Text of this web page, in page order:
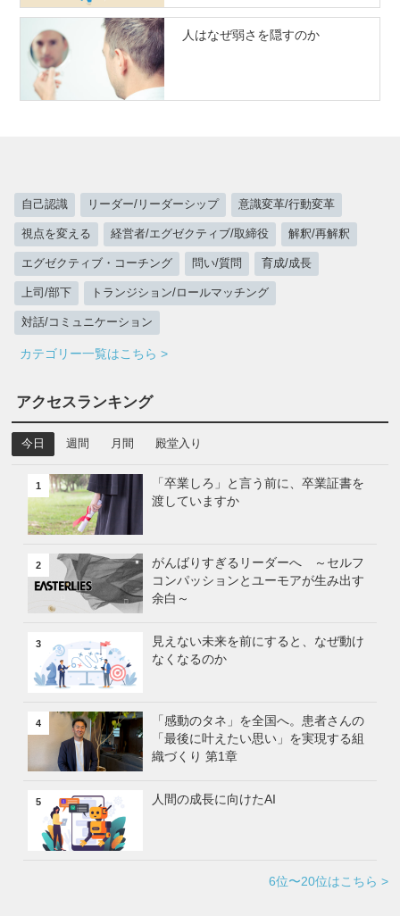
人はなぜ弱さを隠すのか
自己認識 リーダー/リーダーシップ 意識変革/行動変革
視点を変える 経営者/エグゼクティブ/取締役 解釈/再解釈
エグゼクティブ・コーチング 問い/質問 育成/成長
上司/部下 トランジション/ロールマッチング
対話/コミュニケーション
カテゴリー一覧はこちら >
アクセスランキング
今日 週間 月間 殿堂入り
1
「卒業しろ」と言う前に、卒業証書を
渡していますか
2
がんばりすぎるリーダーへ ～セルフ
コンパッションとユーモアが生み出す
余白～
3
見えない未来を前にすると、なぜ動け
なくなるのか
4
「感動のタネ」を全国へ。患者さんの
「最後に叶えたい思い」を実現する組
織づくり 第1章
5 人間の成長に向けたAI
6位〜20位はこちら >